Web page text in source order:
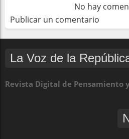
No hay
Publicar un comentario
La Voz de la
Revista Digital de Pensamiento